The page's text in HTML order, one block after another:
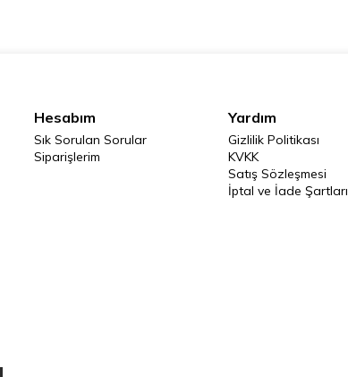
Hesabım
Sık Sorulan Sorular
Siparişlerim
Yardım
Gizlilik Politikası
KVKK
Satış Sözleşmesi
İptal ve İade Şartları